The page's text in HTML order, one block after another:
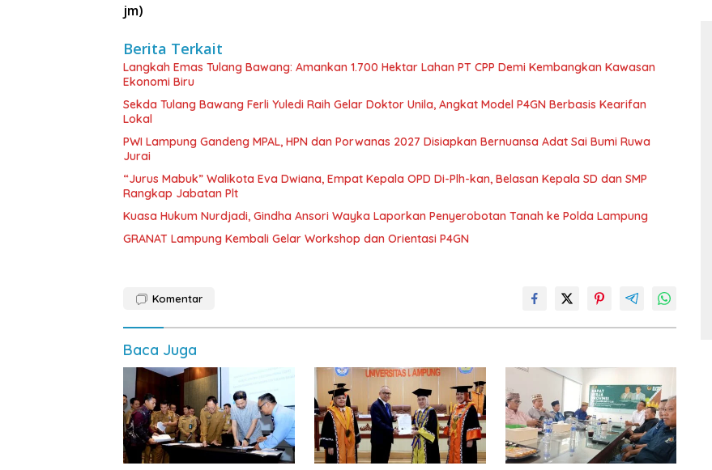
jm)
Berita Terkait
Langkah Emas Tulang Bawang: Amankan 1.700 Hektar Lahan PT CPP Demi Kembangkan Kawasan
Ekonomi Biru
Sekda Tulang Bawang Ferli Yuledi Raih Gelar Doktor Unila, Angkat Model P4GN Berbasis Kearifan
Lokal
PWI Lampung Gandeng MPAL, HPN dan Porwanas 2027 Disiapkan Bernuansa Adat Sai Bumi Ruwa
Jurai
“Jurus Mabuk” Walikota Eva Dwiana, Empat Kepala OPD Di-Plh-kan, Belasan Kepala SD dan SMP
Rangkap Jabatan Plt
Kuasa Hukum Nurdjadi, Gindha Ansori Wayka Laporkan Penyerobotan Tanah ke Polda Lampung
GRANAT Lampung Kembali Gelar Workshop dan Orientasi P4GN
Komentar
Baca Juga